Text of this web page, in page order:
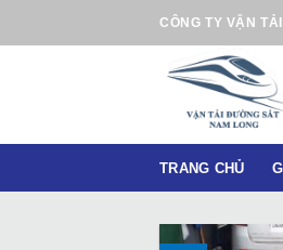
n
CÔNG TY VẬN
TRANG CHỦ